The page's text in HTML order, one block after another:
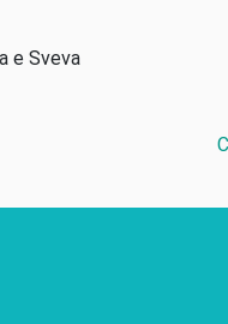
e Sveva